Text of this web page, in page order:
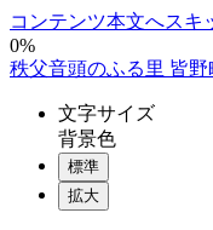
コンテンツ本文へスキ
0%
秩父音頭のふる里 皆
文字サイズ
背景色
標準
拡大